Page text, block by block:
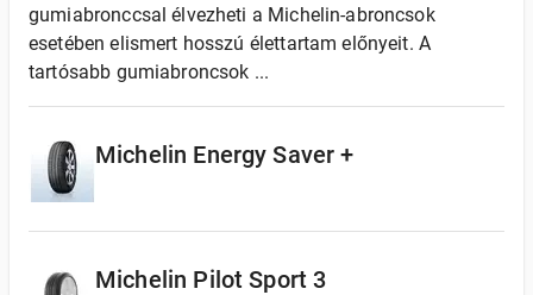
gumiabronccsal élvezheti a Michelin-abroncsok
esetében elismert hosszú élettartam előnyeit. A
tartósabb gumiabroncsok ...
Michelin Energy Saver +
Michelin Pilot Sport 3